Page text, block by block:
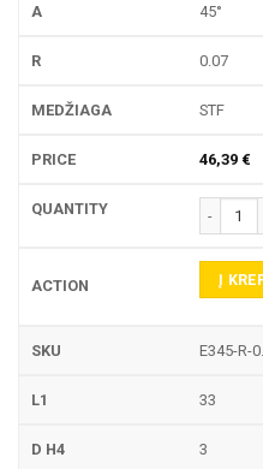
45°
0.07
STF
46,39 €
Į
E345-R-
33
3